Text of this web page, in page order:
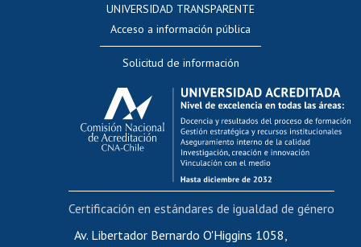
Evaluación docente
Calificación académica
Postulación al AUCAI
Funcionarias/os
Cursos internos de capacitación
Bienestar del personal
Portal de movilidad interna
Certificado de renta
UNIVERSIDAD TRANSPARENTE
Acceso a información pública
Solicitud de información
Av. Libertador Bernardo O'Higgins 1058,
Certificación en estándares de igualdad de género